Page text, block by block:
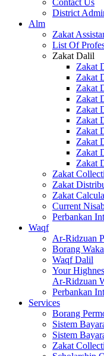
Contact Us
District
Alm
Zakat
List Of
Zakat Dalil
Zakat
Zakat
Zakat
Zakat
Zakat
Zakat
Zakat
Zakat
Zakat
Zakat
Zakat
Zakat
Zakat
Current
Perbankan
Waqf
Ar-Ridzuan
Borang
Waqf Dalil
Your
Ar-Ridzuan
Perbankan
Services
Borang
Sistem
Sistem
Zakat